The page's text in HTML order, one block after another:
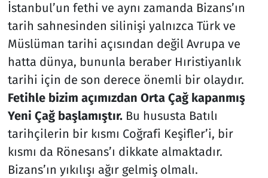
İstanbul’un fethi ve aynı zamanda Bizans’ın
tarih sahnesinden silinişi yalnızca Türk ve
Müslüman tarihi açısından değil Avrupa ve
hatta dünya, bununla beraber Hıristiyanlık
tarihi için de son derece önemli bir olaydır.
Fetihle bizim açımızdan Orta Çağ kapanmış
Yeni Çağ başlamıştır. Bu hususta Batılı
tarihçilerin bir kısmı Coğrafi Keşifler’i, bir
kısmı da Rönesans’ı dikkate almaktadır.
Bizans’ın yıkılışı ağır gelmiş olmalı.
Otomobil
Oyun
Ramazan
Resmi İlanlar
Rüya Tabirleri
Sağlık